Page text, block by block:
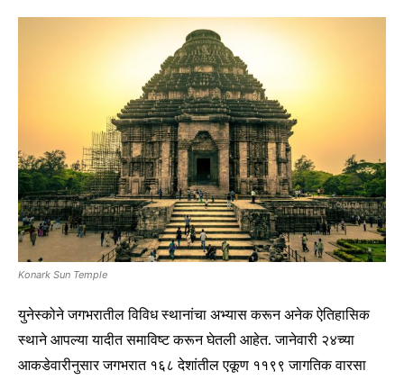
Konark Sun Temple
युनेस्कोने जगभरातील विविध स्थानांचा अभ्यास करून अनेक ऐतिहासिक
स्थाने आपल्या यादीत समाविष्ट करून घेतली आहेत. जानेवारी २४च्या
आकडेवारीनुसार जगभरात १६८ देशांतील एकूण ११९९ जागतिक वारसा